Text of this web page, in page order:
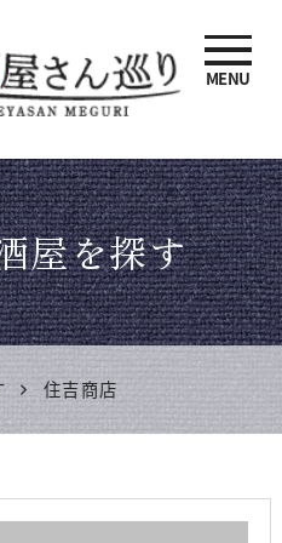
屋さん巡り |
同組合連合
サイト
MENU
屋を探す
住吉商店